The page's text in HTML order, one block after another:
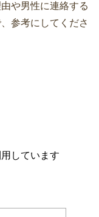
や男性に連絡する
参考にしてくださ
しています